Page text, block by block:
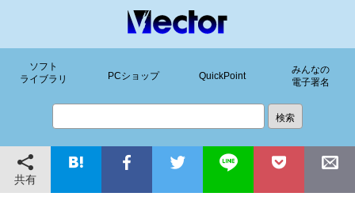
ソフト
ライブラリ
PCショップ QuickPoint
みんなの
電子署名
共有